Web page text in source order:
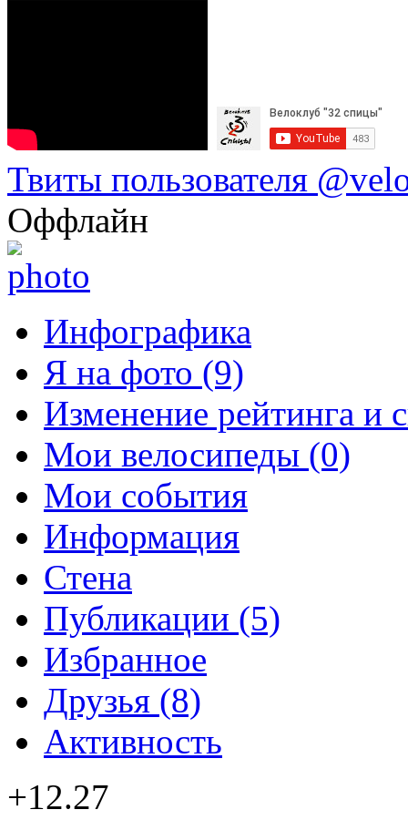
Твиты пользователя
Оффлайн
Инфографика
Я на фото (9)
Изменение рейтинга и
Мои велосипеды (0)
Мои события
Информация
Стена
Публикации (5)
Избранное
Друзья (8)
Активность
+12.27